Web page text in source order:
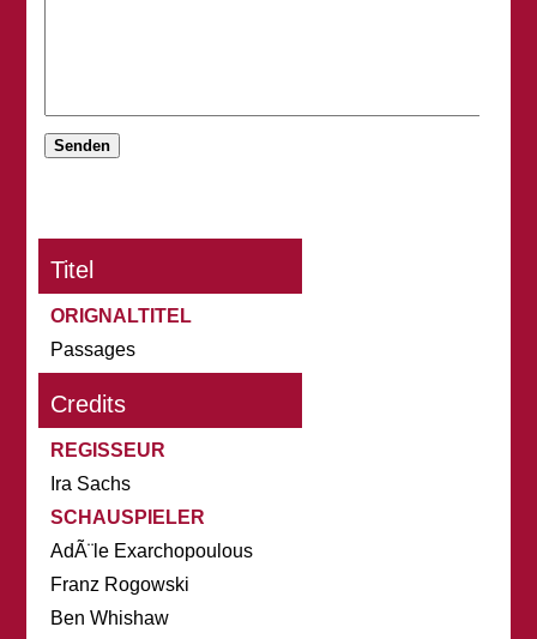
Titel
ORIGNALTITEL
Passages
Credits
REGISSEUR
Ira Sachs
SCHAUSPIELER
AdÃ¨le Exarchopoulous
Franz Rogowski
Ben Whishaw